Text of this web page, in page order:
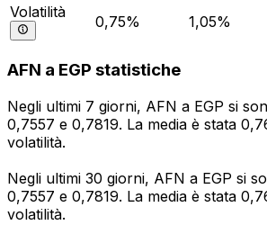
Volatilità
0,75% 1,05%
AFN a EGP statistiche
Negli ultimi 7 giorni, AFN a EGP si
0,7557 e 0,7819. La media è stata
volatilità.
Negli ultimi 30 giorni, AFN a EGP si
0,7557 e 0,7819. La media è stata
volatilità.